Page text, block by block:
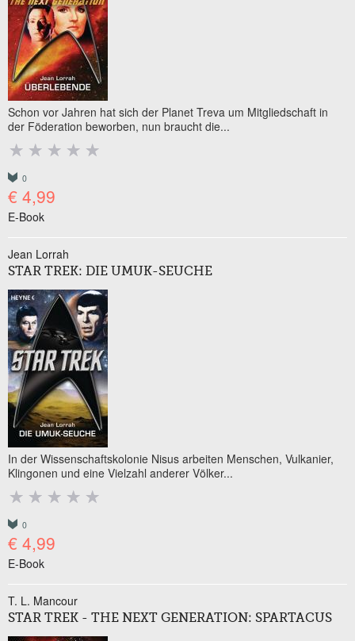
Schon vor Jahren hat sich der Planet Treva um Mitgliedschaft in
der Föderation beworben, nun braucht die...
0
€ 4,99
E-Book
Jean Lorrah
STAR TREK: DIE UMUK-SEUCHE
In der Wissenschaftskolonie Nisus arbeiten Menschen, Vulkanier,
Klingonen und eine Vielzahl anderer Völker...
0
€ 4,99
E-Book
T. L. Mancour
STAR TREK - THE NEXT GENERATION: SPARTACUS